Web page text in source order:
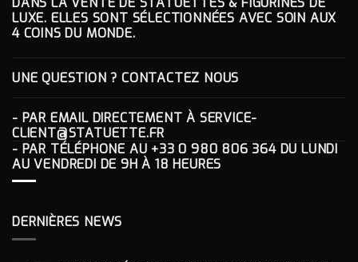
LUXE. ELLES SONT SÉLECTIONNÉES AVEC SOIN AUX
4 COINS DU MONDE.
UNE QUESTION ? CONTACTEZ NOUS
- PAR EMAIL DIRECTEMENT À SERVICE-
CLIENT@STATUETTE.FR
- PAR TÉLÉPHONE AU +33 0 980 806 364DU LUNDI
AU VENDREDI DE 9H À 18 HEURES
DERNIÈRES NEWS